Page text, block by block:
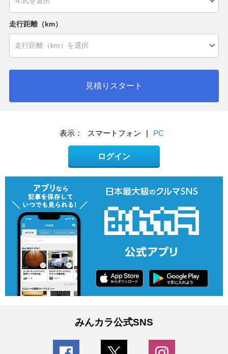
走行距離（km）
見積りスタート
表示： スマートフォン | PC
ログイン
みんカラ公式SNS